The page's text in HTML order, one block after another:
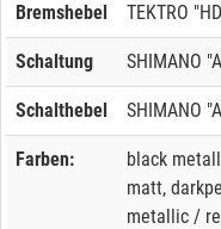
Bremshebel TEKTRO
Schaltung SHIMANO
Schalthebel SHIMANO
Farben:
black
matt,
metallic /